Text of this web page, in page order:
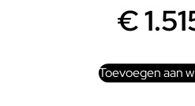
€
Toevoegen aan